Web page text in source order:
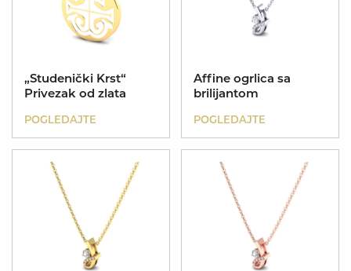
Dečije ogrlice
Poklon za krštenje
„Studenički Krst“
Privezak od zlata
POGLEDAJTE
Affine ogrlica sa
brilijantom
POGLEDAJTE